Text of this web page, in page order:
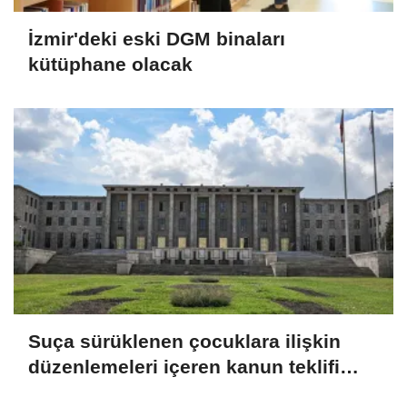
İzmir'deki eski DGM binaları
kütüphane olacak
Suça sürüklenen çocuklara ilişkin
düzenlemeleri içeren kanun teklifi